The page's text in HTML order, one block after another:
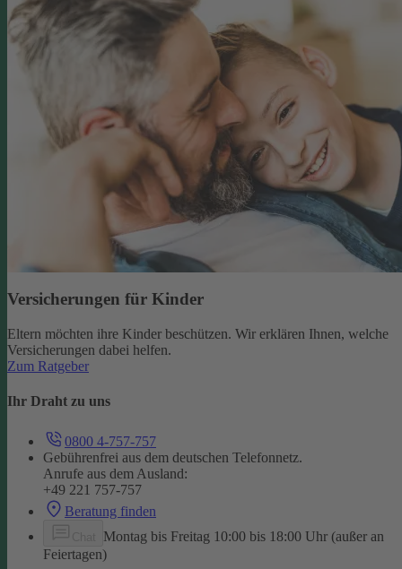
Versicherungen für Kinder
Eltern möchten ihre Kinder beschützen. Wir erklären Ihnen, welche
Versicherungen dabei helfen.
Zum Ratgeber
Ihr Draht zu uns
0800 4-757-757
Gebührenfrei aus dem deutschen Telefonnetz.
Anrufe aus dem Ausland:
+49 221 757-757
Beratung finden
Montag bis Freitag 10:00 bis 18:00 Uhr (außer an
Feiertagen)